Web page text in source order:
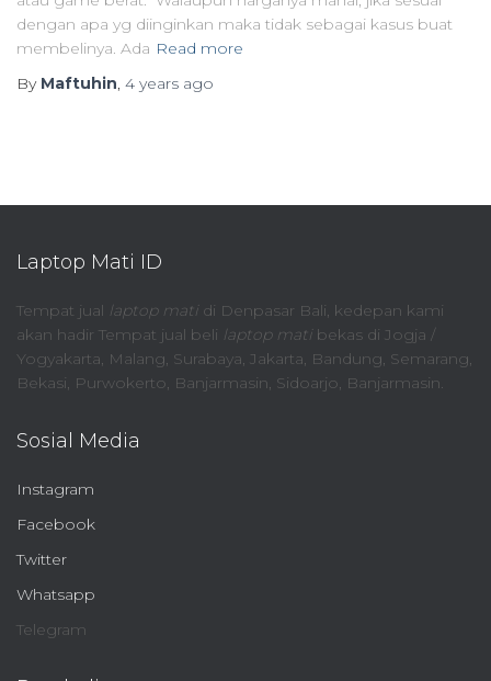
dengan apa yg diinginkan maka tidak sebagai kasus buat
membelinya. Ada Read more
By Maftuhin, 4 years ago
Laptop Mati ID
Tempat jual laptop matidi Denpasar Bali, kedepan kami
akan hadir Tempat jual beli laptop matibekas di Jogja /
Yogyakarta, Malang, Surabaya, Jakarta, Bandung, Semarang,
Bekasi, Purwokerto, Banjarmasin, Sidoarjo, Banjarmasin.
Sosial Media
Instagram
Facebook
Twitter
Whatsapp
Telegram